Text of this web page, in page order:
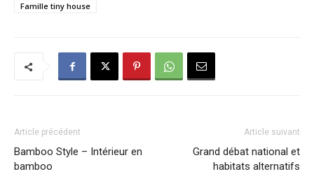
Famille tiny house
Article précédent
Bamboo Style – Intérieur en
bamboo
Article suivant
Grand débat national et
habitats alternatifs